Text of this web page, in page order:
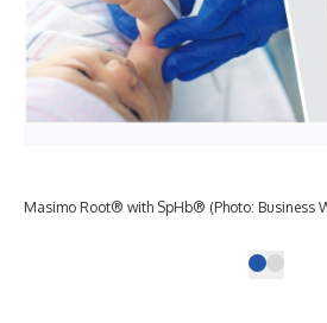
Masimo Root® with SpHb® (Photo: Business